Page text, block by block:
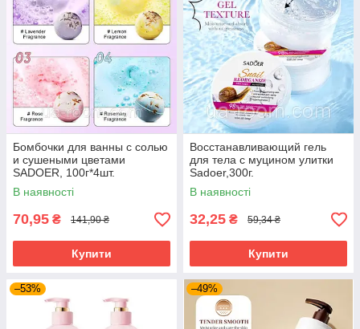
Бомбочки для ванны с солью
и сушеными цветами
SADOER, 100г*4шт.
В наявності
70,95 ₴ 141,90 ₴
Купити
Восстанавливающий гель
для тела с муцином улитки
Sadoer,300г.
В наявності
32,25 ₴ 59,34 ₴
Купити
–53% –49%